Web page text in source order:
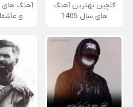
گلچین بهترین آهنگ
های سال 1405
آهنگ های
و